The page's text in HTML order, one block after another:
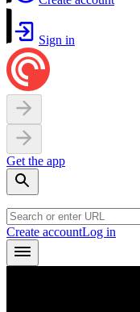
Sign in
Get the app
Create accountLog in